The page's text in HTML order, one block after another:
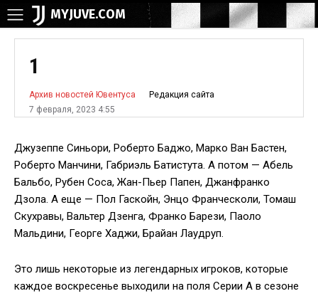
MYJUVE.COM
1
Архив новостей Ювентуса
Редакция сайта
7 февраля, 2023 4:55
Джузеппе Синьори, Роберто Баджо, Марко Ван Бастен,
Роберто Манчини, Габриэль Батистута. А потом — Абель
Бальбо, Рубен Соса, Жан-Пьер Папен, Джанфранко
Дзола. А еще — Пол Гаскойн, Энцо Франческоли, Томаш
Скухравы, Вальтер Дзенга, Франко Барези, Паоло
Мальдини, Георге Хаджи, Брайан Лаудруп.
Это лишь некоторые из легендарных игроков, которые
каждое воскресенье выходили на поля Серии А в сезоне